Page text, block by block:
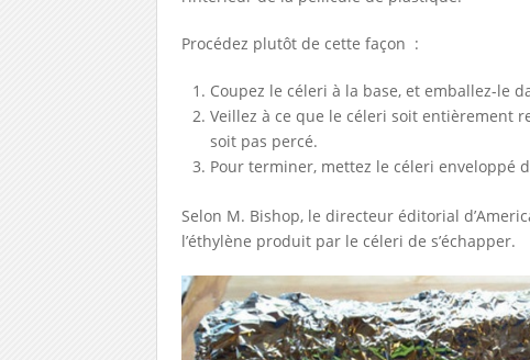
Procédez plutôt de cette façon :
Coupez le céleri à la base, et emballez-le
Veillez à ce que le céleri soit entièrement
soit pas percé.
Pour terminer, mettez le céleri enveloppé
Selon M. Bishop, le directeur éditorial
l’éthylène produit par le céleri de s’échapper.